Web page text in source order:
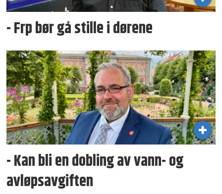
- Frp bør gå stille i dørene
- Kan bli en dobling av vann- og
avløpsavgiften